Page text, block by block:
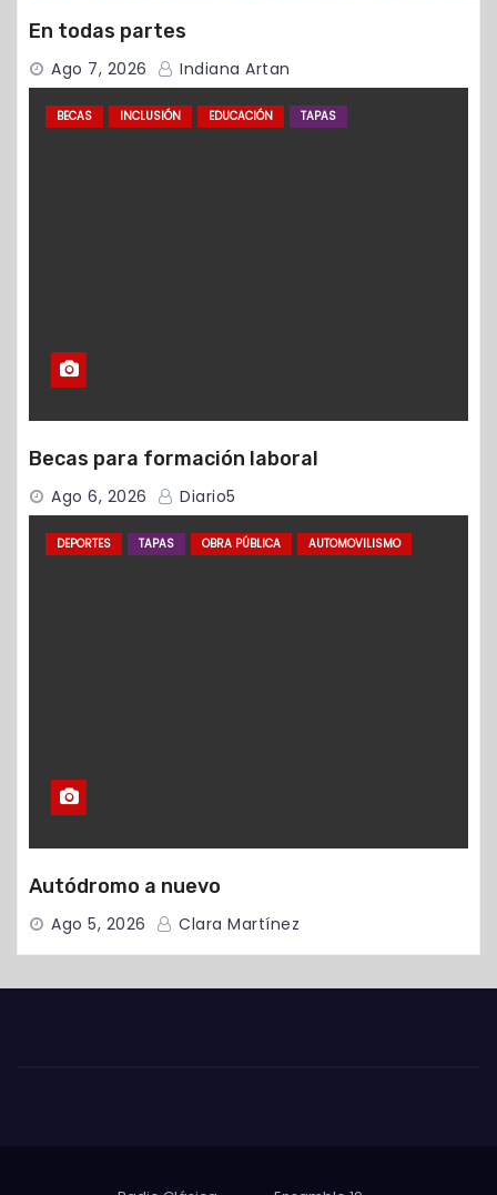
En todas partes
Ago 7, 2026 Indiana Artan
BECAS INCLUSIÓN EDUCACIÓN TAPAS
Becas para formación laboral
Ago 6, 2026 Diario5
DEPORTES TAPAS OBRA PÚBLICA AUTOMOVILISMO
Autódromo a nuevo
Ago 5, 2026 Clara Martínez